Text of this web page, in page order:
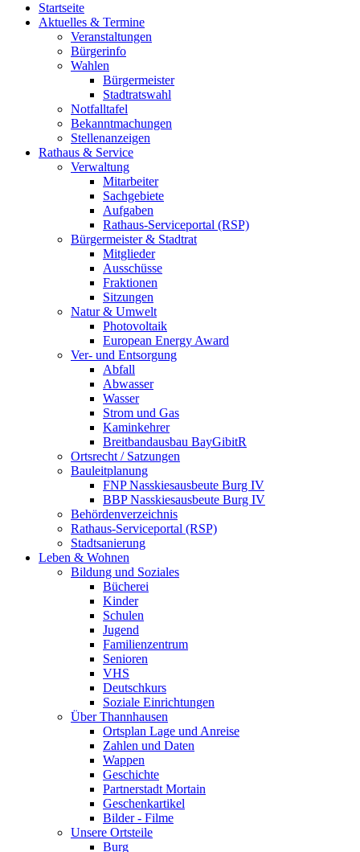
Startseite
Aktuelles & Termine
Veranstaltungen
Bürgerinfo
Wahlen
Bürgermeister
Stadtratswahl
Notfalltafel
Bekanntmachungen
Stellenanzeigen
Rathaus & Service
Verwaltung
Mitarbeiter
Sachgebiete
Aufgaben
Rathaus-Serviceportal (RSP)
Bürgermeister & Stadtrat
Mitglieder
Ausschüsse
Fraktionen
Sitzungen
Natur & Umwelt
Photovoltaik
European Energy Award
Ver- und Entsorgung
Abfall
Abwasser
Wasser
Strom und Gas
Kaminkehrer
Breitbandausbau BayGibitR
Ortsrecht / Satzungen
Bauleitplanung
FNP Nasskiesausbeute Burg IV
BBP Nasskiesausbeute Burg IV
Behördenverzeichnis
Rathaus-Serviceportal (RSP)
Stadtsanierung
Leben & Wohnen
Bildung und Soziales
Bücherei
Kinder
Schulen
Jugend
Familienzentrum
Senioren
VHS
Deutschkurs
Soziale Einrichtungen
Über Thannhausen
Ortsplan Lage und Anreise
Zahlen und Daten
Wappen
Geschichte
Partnerstadt Mortain
Geschenkartikel
Bilder - Filme
Unsere Ortsteile
Burg